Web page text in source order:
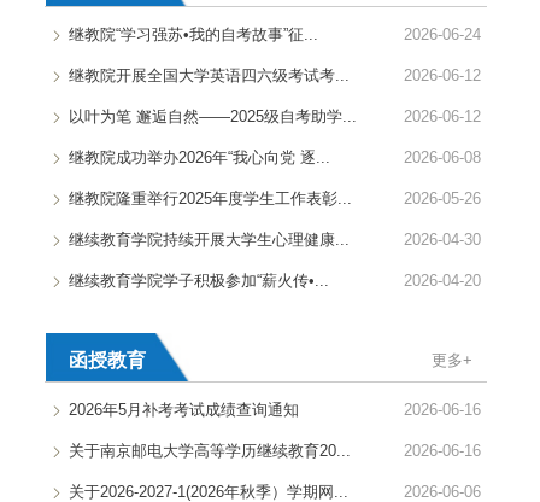
继教院“学习强苏•我的自考故事”征... 2026-06-24
继教院开展全国大学英语四六级考试考... 2026-06-12
以叶为笔 邂逅自然——2025级自考助学... 2026-06-12
继教院成功举办2026年“我心向党 逐... 2026-06-08
继教院隆重举行2025年度学生工作表彰... 2026-05-26
继续教育学院持续开展大学生心理健康... 2026-04-30
继续教育学院学子积极参加“薪火传•... 2026-04-20
函授教育 更多+
2026年5月补考考试成绩查询通知 2026-06-16
关于南京邮电大学高等学历继续教育20... 2026-06-16
关于2026-2027-1(2026年秋季）学期网... 2026-06-06